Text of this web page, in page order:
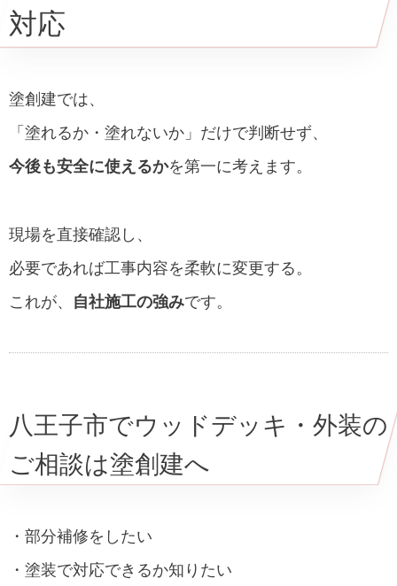
対応
塗創建では、
「塗れるか・塗れないか」だけで判断せず、
今後も安全に使えるかを第一に考えます。
現場を直接確認し、
必要であれば工事内容を柔軟に変更する。
これが、 自社施工の強みです。
八王子市でウッドデッキ・外装の
ご相談は塗創建へ
・部分補修をしたい
・塗装で対応できるか知りたい